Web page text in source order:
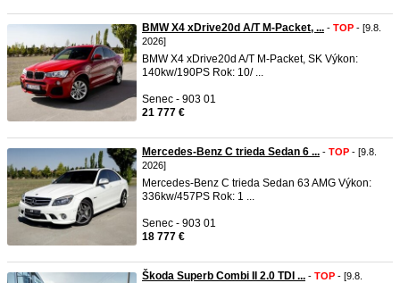
BMW X4 xDrive20d A/T M-Packet, ... - TOP - [9.8.
2026]
BMW X4 xDrive20d A/T M-Packet, SK Výkon:
140kw/190PS Rok: 10/ ...
Senec - 903 01
21 777 €
Mercedes-Benz C trieda Sedan 6 ... - TOP - [9.8.
2026]
Mercedes-Benz C trieda Sedan 63 AMG Výkon:
336kw/457PS Rok: 1 ...
Senec - 903 01
18 777 €
Škoda Superb Combi II 2.0 TDI ... - TOP - [9.8.